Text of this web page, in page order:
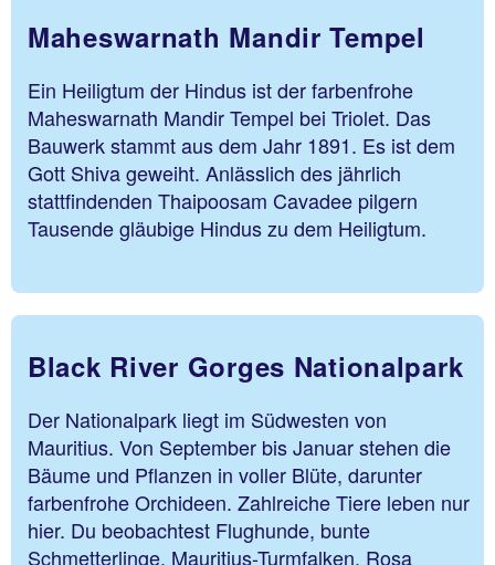
Maheswarnath Mandir Tempel
Ein Heiligtum der Hindus ist der farbenfrohe
Maheswarnath Mandir Tempel bei Triolet. Das
Bauwerk stammt aus dem Jahr 1891. Es ist dem
Gott Shiva geweiht. Anlässlich des jährlich
stattfindenden Thaipoosam Cavadee pilgern
Tausende gläubige Hindus zu dem Heiligtum.
Black River Gorges Nationalpark
Der Nationalpark liegt im Südwesten von
Mauritius. Von September bis Januar stehen die
Bäume und Pflanzen in voller Blüte, darunter
farbenfrohe Orchideen. Zahlreiche Tiere leben nur
hier. Du beobachtest Flughunde, bunte
Schmetterlinge, Mauritius-Turmfalken, Rosa